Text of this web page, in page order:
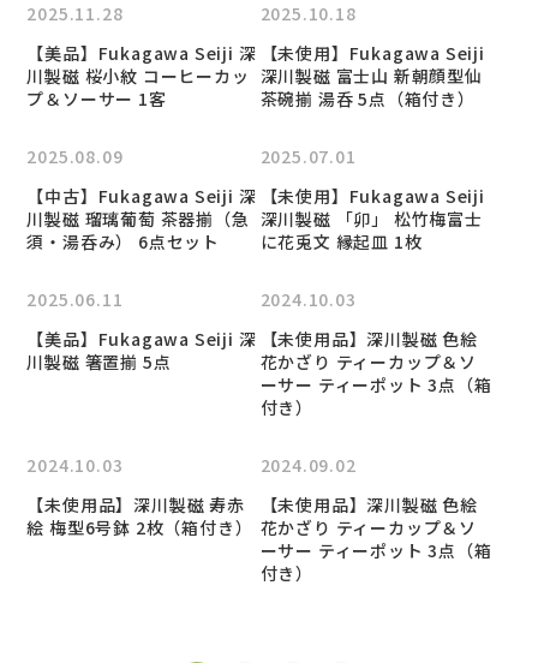
2025.11.28
【美品】Fukagawa Seiji 深
川製磁 桜小紋 コーヒーカッ
プ＆ソーサー 1客
2025.10.18
【未使用】Fukagawa Seiji
深川製磁 富士山 新朝顔型仙
茶碗揃 湯呑 5点（箱付き）
2025.08.09
【中古】Fukagawa Seiji 深
川製磁 瑠璃葡萄 茶器揃（急
須・湯呑み） 6点セット
2025.07.01
【未使用】Fukagawa Seiji
深川製磁 「卯」 松竹梅富士
に花兎文 縁起皿 1枚
2025.06.11
【美品】Fukagawa Seiji 深
川製磁 箸置揃 5点
2024.10.03
【未使用品】深川製磁 色絵
花かざり ティーカップ＆ソ
ーサー ティーポット 3点（箱
付き）
2024.10.03
【未使用品】深川製磁 寿赤
絵 梅型6号鉢 2枚（箱付き）
2024.09.02
【未使用品】深川製磁 色絵
花かざり ティーカップ＆ソ
ーサー ティーポット 3点（箱
付き）